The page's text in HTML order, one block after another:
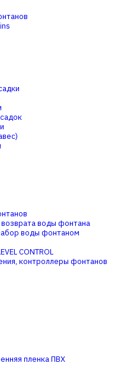
воды фонтана
воды фонтаном
CONTROL
контроллеры фонтанов
пленка ПВХ